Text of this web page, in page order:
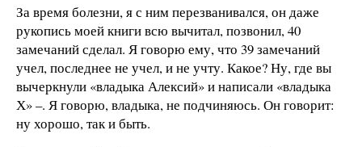
За время болезни, я с ним перезванивался, он даже
рукопись моей книги всю вычитал, позвонил, 40
замечаний сделал. Я говорю ему, что 39 замечаний
учел, последнее не учел, и не учту. Какое? Ну, где вы
вычеркнули «владыка Алексий» и написали «владыка
Х» –. Я говорю, владыка, не подчиняюсь. Он говорит:
ну хорошо, так и быть.